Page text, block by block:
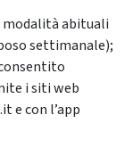
modalità abituali
settimanale);
i siti web
e con l’app